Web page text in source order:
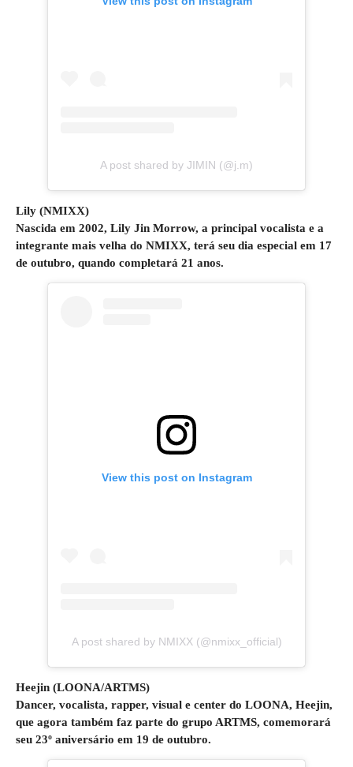
A post shared by JIMIN (@j.m)
Lily (NMIXX)
Nascida em 2002, Lily Jin Morrow, a principal vocalista e a
integrante mais velha do NMIXX, terá seu dia especial em 17
de outubro, quando completará 21 anos.
View this post on Instagram
A post shared by NMIXX (@nmixx_official)
Heejin (LOONA/ARTMS)
Dancer, vocalista, rapper, visual e center do LOONA, Heejin,
que agora também faz parte do grupo ARTMS, comemorará
seu 23º aniversário em 19 de outubro.